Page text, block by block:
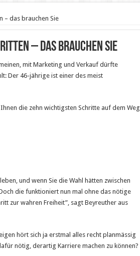
– das brauchen Sie
– das brauchen Sie
mit Marketing und Verkauf dürfte
Der 46-jährige ist einer des meist
die zehn wichtigsten Schritte auf dem Weg
und wenn Sie die Wahl hätten zwischen
die funktioniert nun mal ohne das nötige
zur wahren Freiheit”, sagt Beyreuther aus
hört sich ja erstmal alles recht planmässig
nötig, derartig Karriere machen zu können?